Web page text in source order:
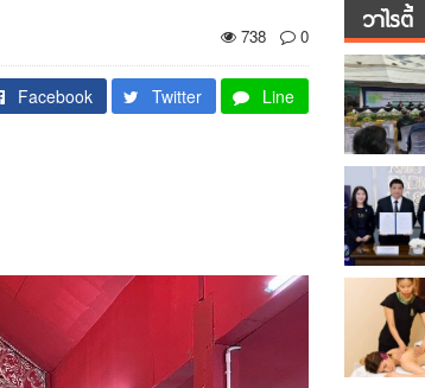
738 0
Facebook Twitter Line
วาไรตี้